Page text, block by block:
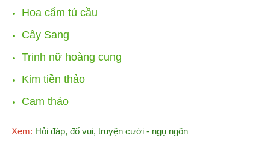
Hoa cẩm tú cầu
Cây Sang
Trinh nữ hoàng cung
Kim tiền thảo
Cam thảo
Xem: Hỏi đáp, đố vui, truyện cười - ngụ ngôn